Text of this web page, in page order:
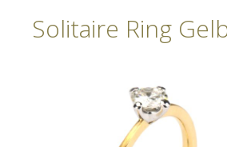
Solitaire Ring